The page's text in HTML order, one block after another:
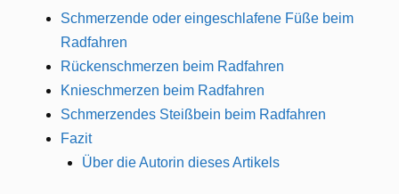
Schmerzende oder eingeschlafene Füße beim
Radfahren
Rückenschmerzen beim Radfahren
Knieschmerzen beim Radfahren
Schmerzendes Steißbein beim Radfahren
Fazit
Über die Autorin dieses Artikels